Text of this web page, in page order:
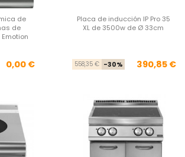
de
de
Precio
0,00 €
Placa de inducción IP Pro 35
XL de 3500w de Ø 33cm
558,35 € -30% 390,85 €